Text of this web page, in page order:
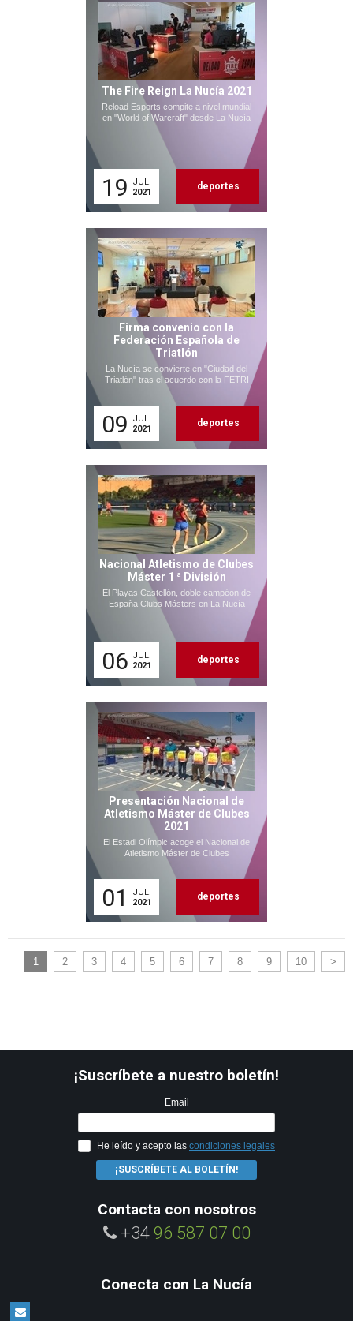
The Fire Reign La Nucía 2021
Reload Esports compite a nivel mundial
en "World of Warcraft" desde La Nucía
19
JUL.
2021
deportes
Firma convenio con la
Federación Española de
Triatlón
La Nucía se convierte en "Ciudad del
Triatlón" tras el acuerdo con la FETRI
09
JUL.
2021
deportes
Nacional Atletismo de Clubes
Máster 1 ª División
El Playas Castellón, doble campéon de
España Clubs Másters en La Nucía
06 JUL.
2021
deportes
Presentación Nacional de
Atletismo Máster de Clubes
2021
El Estadi Olímpic acoge el Nacional de
Atletismo Máster de Clubes
01
JUL.
2021
deportes
1 2 3 4 5 6 7 8 9 10 >
¡Suscríbete a nuestro boletín!
Email
He leído y acepto las condiciones legales
¡SUSCRÍBETE AL BOLETÍN!
Contacta con nosotros
+34 96 587 07 00
Conecta con La Nucía